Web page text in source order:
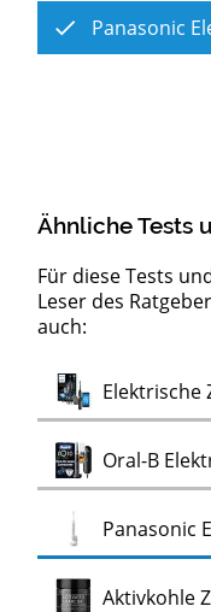
Panasonic
Ähnliche Tests
Für diese Tests
Leser des
auch:
Elektrische
Oral-B
Panasonic
Aktivkohle
Elektrische